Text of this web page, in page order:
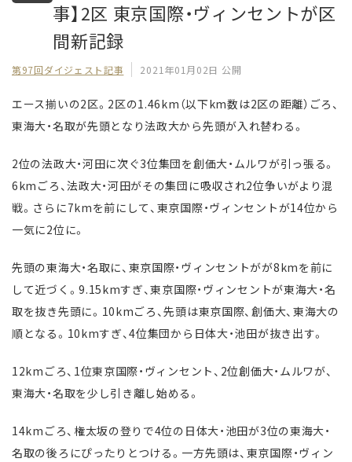
事】2区 東京国際・ヴィンセントが区
間新記録
第97回ダイジェスト記事 2021年01月02日 公開
エース揃いの2区。2区の1.46km（以下km数は2区の距離）ごろ、
東海大・名取が先頭となり法政大から先頭が入れ替わる。
2位の法政大・河田に次ぐ3位集団を創価大・ムルワが引っ張る。
6kmごろ、法政大・河田がその集団に吸収され2位争いがより混
戦。さらに7kmを前にして、東京国際・ヴィンセントが14位から
一気に2位に。
先頭の東海大・名取に、東京国際・ヴィンセントがが8kmを前に
して近づく。9.15kmすぎ、東京国際・ヴィンセントが東海大・名
取を抜き先頭に。10kmごろ、先頭は東京国際、創価大、東海大の
順となる。10kmすぎ、4位集団から日体大・池田が抜き出す。
12kmごろ、1位東京国際・ヴィンセント、2位創価大・ムルワが、
東海大・名取を少し引き離し始める。
14kmごろ、権太坂の登りで4位の日体大・池田が3位の東海大・
名取の後ろにぴったりとつける。一方先頭は、東京国際・ヴィン